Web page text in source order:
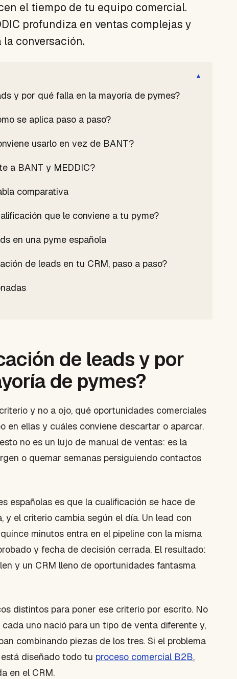
el tiempo de tu equipo comercial.
profundiza en ventas complejas y
conversación.
▾
y por qué falla en la mayoría de pymes?
se aplica paso a paso?
usarlo en vez de BANT?
a BANT y MEDDIC?
comparativa
que le conviene a tu pyme?
en una pyme española
de leads en tu CRM, paso a paso?
de leads y por
de pymes?
y no a ojo, qué oportunidades comerciales
en ellas y cuáles conviene descartar o aparcar.
no es un lujo de manual de ventas: es la
o quemar semanas persiguiendo contactos
españolas es que la cualificación se hace de
y el criterio cambia según el día. Un lead con
minutos entra en el pipeline con la misma
y fecha de decisión cerrada. El resultado:
y un CRM lleno de oportunidades fantasma
distintos para poner ese criterio por escrito. No
uno nació para un tipo de venta diferente y,
combinando piezas de los tres. Si el problema
diseñado todo tu proceso comercial B2B,
en el CRM.